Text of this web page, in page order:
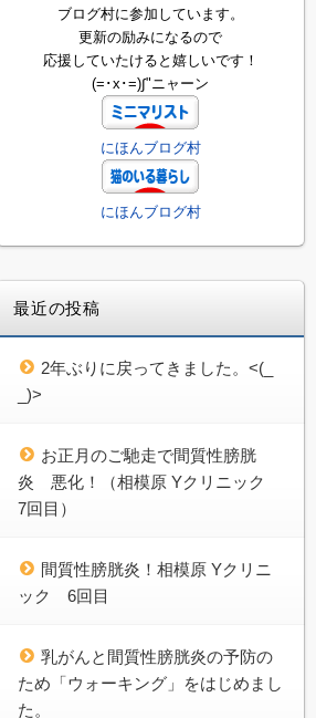
ブログ村に参加しています。
更新の励みになるので
応援していたけると嬉しいです！
(=･x･=)∫"ニャーン
にほんブログ村
にほんブログ村
最近の投稿
2年ぶりに戻ってきました。<(_
_)>
お正月のご馳走で間質性膀胱
炎 悪化！（相模原 Yクリニック
7回目）
間質性膀胱炎！相模原 Yクリニ
ック 6回目
乳がんと間質性膀胱炎の予防の
ため「ウォーキング」をはじめまし
た。